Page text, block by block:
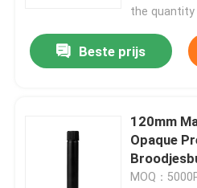
Fabrieksreis
Kwaliteitscontrole
Neem contact met ons op
the quantity
Beste prijs
120mm
Opaque
MOQ：